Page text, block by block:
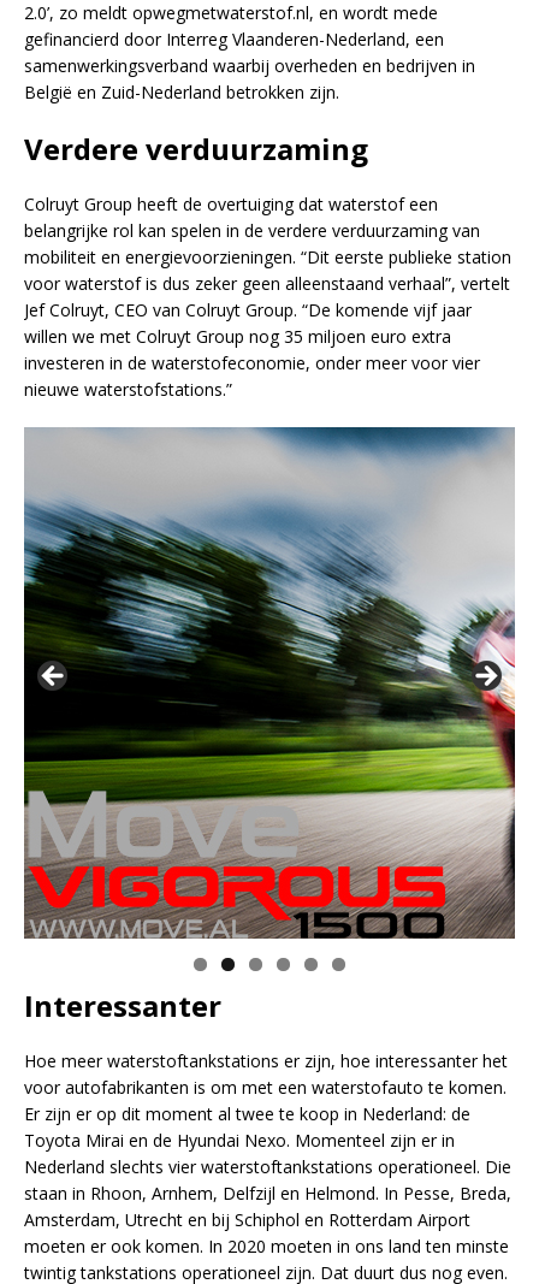
2.0’, zo meldt opwegmetwaterstof.nl, en wordt mede
gefinancierd door Interreg Vlaanderen-Nederland, een
samenwerkingsverband waarbij overheden en bedrijven in
België en Zuid-Nederland betrokken zijn.
Verdere verduurzaming
Colruyt Group heeft de overtuiging dat waterstof een
belangrijke rol kan spelen in de verdere verduurzaming van
mobiliteit en energievoorzieningen. “Dit eerste publieke station
voor waterstof is dus zeker geen alleenstaand verhaal”, vertelt
Jef Colruyt, CEO van Colruyt Group. “De komende vijf jaar
willen we met Colruyt Group nog 35 miljoen euro extra
investeren in de waterstofeconomie, onder meer voor vier
nieuwe waterstofstations.”
Interessanter
Hoe meer waterstoftankstations er zijn, hoe interessanter het
voor autofabrikanten is om met een waterstofauto te komen.
Er zijn er op dit moment al twee te koop in Nederland: de
Toyota Mirai en de Hyundai Nexo. Momenteel zijn er in
Nederland slechts vier waterstoftankstations operationeel. Die
staan in Rhoon, Arnhem, Delfzijl en Helmond. In Pesse, Breda,
Amsterdam, Utrecht en bij Schiphol en Rotterdam Airport
moeten er ook komen. In 2020 moeten in ons land ten minste
twintig tankstations operationeel zijn. Dat duurt dus nog even.